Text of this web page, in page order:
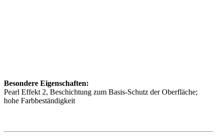
Besondere Eigenschaften:
Pearl Effekt 2, Beschichtung zum Basis-Schutz der Oberfläche;
hohe Farbbeständigkeit